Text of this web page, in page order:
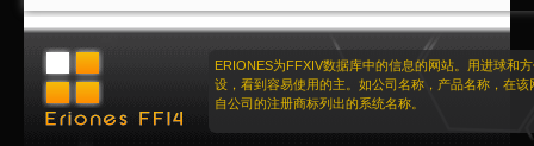
ERIONES为FFXIV数据库中的信息的网站。用进球和
设，看到容易使用的主。如公司名称，产品名称，在该
自公司的注册商标列出的系统名称。